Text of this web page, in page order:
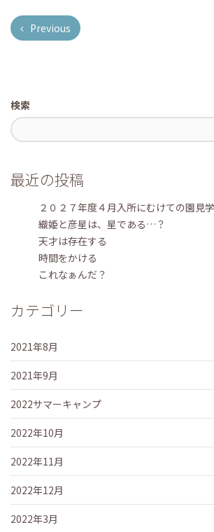
Previous
検索
最近の投稿
２０２７年度４月入所にむけての園見
織姫と彦星は、星である…？
天才は存在する
時間をかける
これなぁんだ？
カテゴリー
2021年8月
2021年9月
2022サマーキャンプ
2022年10月
2022年11月
2022年12月
2022年3月